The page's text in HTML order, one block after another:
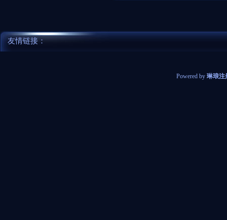
友情链接：
Powered by 琳琅注